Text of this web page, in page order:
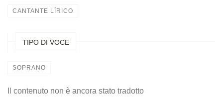
CANTANTE LÍRICO
TIPO DI VOCE
SOPRANO
Il contenuto non è ancora stato tradotto